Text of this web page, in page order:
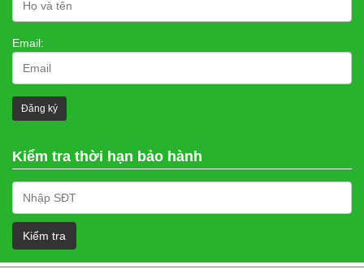
Email:
Kiểm tra thời hạn bảo hành